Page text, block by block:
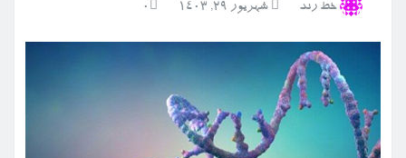
خط رند شهریور ۲۹, ۱۴۰۳ 0